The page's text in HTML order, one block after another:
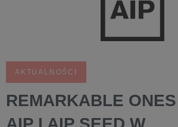
AKTUALNOŚCI
REMARKABLE